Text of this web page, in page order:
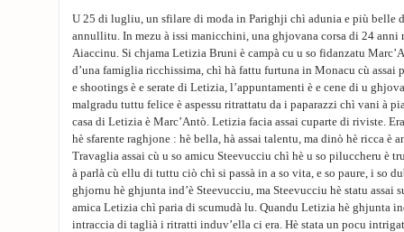
U 25 di lugliu, un sfilare di moda in Parighji chì adunia e più belle
annullitu. In mezu à issi manicchini, una ghjovana corsa di 24 anni
Aiaccinu. Si chjama Letizia Bruni è campà cu u so fidanzatu
d’una famiglia ricchissima, chì hà fattu furtuna in Monacu cù assai
e shootings è e serate di Letizia, l’appuntamenti è e cene di u
malgradu tuttu felice è aspessu ritrattatu da i paparazzi chì vani à
casa di Letizia è Marc’Antò. Letizia facia assai cuparte di riviste.
hè sfarente raghjone : hè bella, hà assai talentu, ma dinò hè ricca è
Travaglia assai cù u so amicu Steevucciu chì hè u so piluccheru è
à parlà cù ellu di tuttu ciò chì si passà in a so vita, e so paure, i so
ghjornu hè ghjunta ind’è Steevucciu, ma Steevucciu hè statu assai
amica Letizia chì paria di scumudà lu. Quandu Letizia hè ghjunta
intraccia di taglià i ritratti induv’ella ci era. Hè stata un pocu